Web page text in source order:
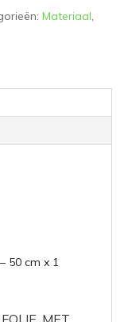
Materiaal,
50 cm x 1
MET